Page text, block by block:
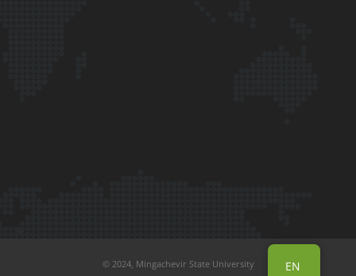
© 2024, Mingachevir State University EN